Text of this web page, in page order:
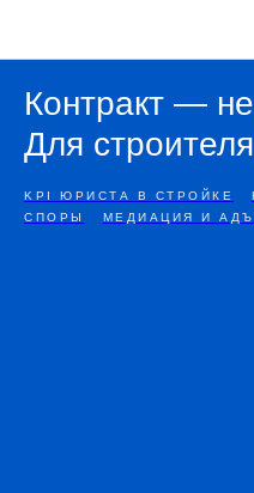
Контракт —
Для строителя
KPI ЮРИСТА В СТРОЙКЕ
СПОРЫ
МЕДИАЦИЯ И